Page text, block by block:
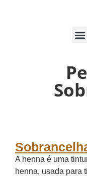
A henna é uma
henna, usada para